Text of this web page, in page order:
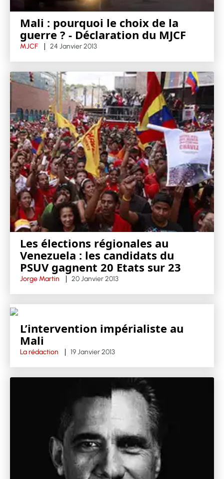
Mali : pourquoi le choix de la
guerre ? - Déclaration du MJCF
MJCF 24 Janvier 2013
Les élections régionales au
Venezuela : les candidats du
PSUV gagnent 20 Etats sur 23
Jorge Martin 20 Janvier 2013
L’intervention impérialiste au
Mali
La rédaction 19 Janvier 2013